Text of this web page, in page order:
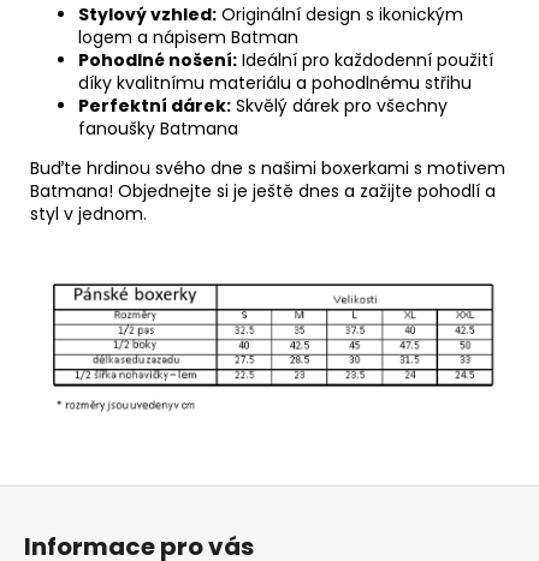
Stylový vzhled: Originální design s ikonickým
logem a nápisem Batman
Pohodlné nošení: Ideální pro každodenní použití
díky kvalitnímu materiálu a pohodlnému střihu
Perfektní dárek: Skvělý dárek pro všechny
fanoušky Batmana
Buďte hrdinou svého dne s našimi boxerkami s motivem
Batmana! Objednejte si je ještě dnes a zažijte pohodlí a
styl v jednom.
Z
Informace pro vás